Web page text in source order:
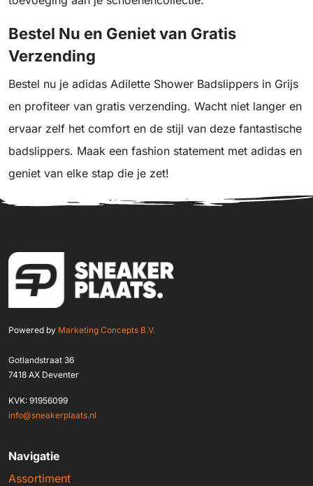
Bestel Nu en Geniet van Gratis
Verzending
Bestel nu je adidas Adilette Shower Badslippers in Grijs
en profiteer van gratis verzending. Wacht niet langer en
ervaar zelf het comfort en de stijl van deze fantastische
badslippers. Maak een fashion statement met adidas en
geniet van elke stap die je zet!
Powered by Marketing Concepts B.V.
Gotlandstraat 36
7418 AX Deventer
KVK: 91956099
info@sneakerplaats.nl
Navigatie
Assortiment